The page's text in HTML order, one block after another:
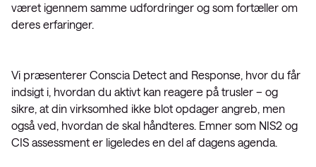
været igennem samme udfordringer og som fortæller om
deres erfaringer.
Vi præsenterer Conscia Detect and Response, hvor du får
indsigt i, hvordan du aktivt kan reagere på trusler – og
sikre, at din virksomhed ikke blot opdager angreb, men
også ved, hvordan de skal håndteres. Emner som NIS2 og
CIS assessment er ligeledes en del af dagens agenda.